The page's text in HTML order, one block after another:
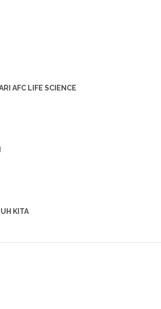
AFC LIFE SCIENCE
KITA